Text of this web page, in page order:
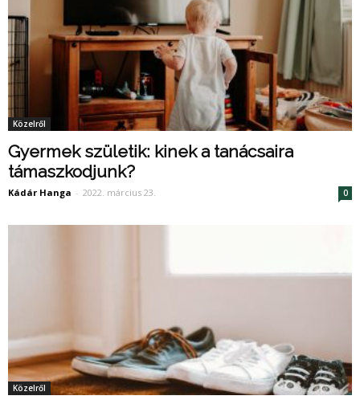
Közelről
Gyermek születik: kinek a tanácsaira
támaszkodjunk?
Kádár Hanga - 2022. március 23. 0
Közelről